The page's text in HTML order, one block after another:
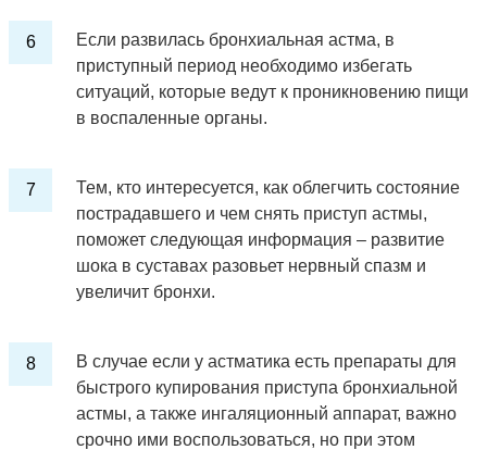
Если развилась бронхиальная астма, в
приступный период необходимо избегать
ситуаций, которые ведут к проникновению пищи
в воспаленные органы.
Тем, кто интересуется, как облегчить состояние
пострадавшего и чем снять приступ астмы,
поможет следующая информация – развитие
шока в суставах разовьет нервный спазм и
увеличит бронхи.
В случае если у астматика есть препараты для
быстрого купирования приступа бронхиальной
астмы, а также ингаляционный аппарат, важно
срочно ими воспользоваться, но при этом